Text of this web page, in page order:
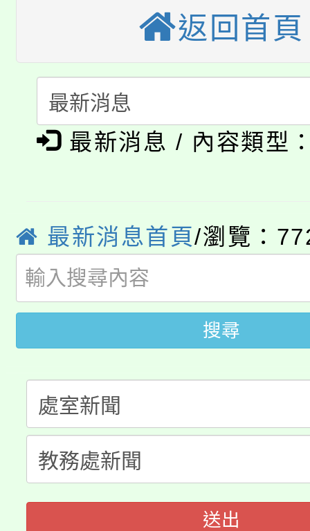
生本土語及新住民語歌
公告本校115學年度第
公告本校115學年度第
代理(課)教師甄選結果(
轉知中國文化大學推廣
《TA101》溝通分析基
程，歡迎學生輔導中心
系所師生報名參加。
淨零綠生活教案入校路
會
115年食農教育專業人
學籍身 分審查程序及
版
淨零綠領人才培育課程
公告本校115學年度第
代理(課)教師甄選結果(
「2026金融保險知識
桃園市115學年度學生
代理(課)教師甄選結果(
公告本校115學年度第
代理(課)教師甄選結果(
轉知中國文化大學推廣
《TA101》溝通分析基
程，歡迎學生輔導中心
返回首頁
最新消息 / 內容類型
最新消息首頁/瀏覽：
搜尋
送出